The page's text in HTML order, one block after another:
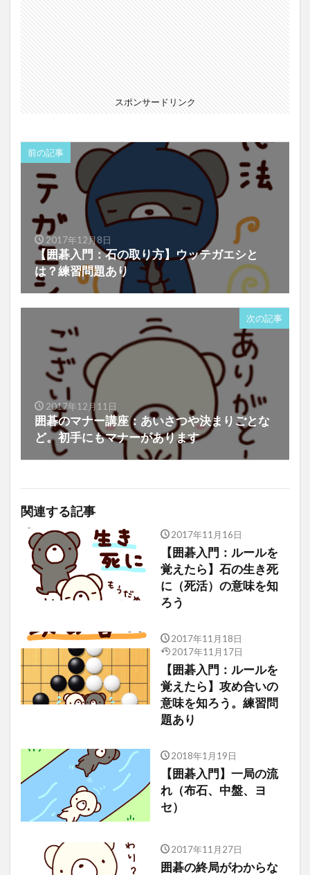
スポンサードリンク
前の記事
2017年12月8日
【囲碁入門：石の取り方】ウッテガエシと
は？練習問題あり
次の記事
2017年12月11日
囲碁のマナー講座：あいさつや決まりごとな
ど。初手にもマナーがあります
関連する記事
2017年11月16日
【囲碁入門：ルールを
覚えたら】石の生き死
に（死活）の意味を知
ろう
2017年11月18日
2017年11月17日
【囲碁入門：ルールを
覚えたら】攻め合いの
意味を知ろう。練習問
題あり
2018年1月19日
【囲碁入門】一局の流
れ（布石、中盤、ヨ
セ）
2017年11月27日
囲碁の終局がわからな